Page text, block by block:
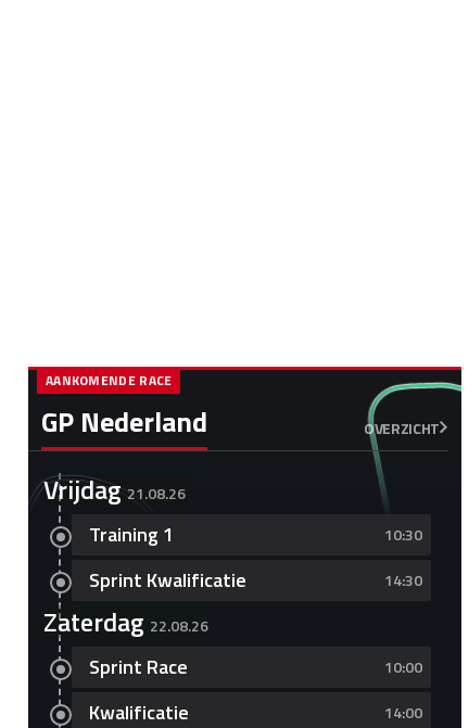
GP Nederland OVERZICHT
AANKOMENDE RACE
Vrijdag 21.08.26
Training 1 10:30
Sprint Kwalificatie 14:30
Zaterdag 22.08.26
Sprint Race 10:00
Kwalificatie 14:00